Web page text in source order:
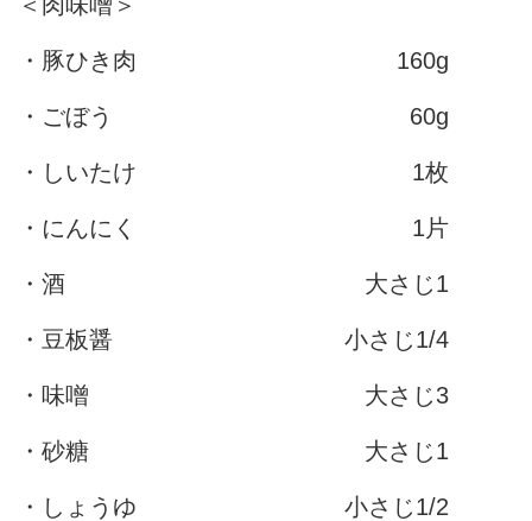
・豚ひき肉 160g
・ごぼう 60g
・しいたけ 1枚
・にんにく 1片
・酒 大さじ1
・豆板醤 小さじ1/4
・味噌 大さじ3
・砂糖 大さじ1
・しょうゆ 小さじ1/2